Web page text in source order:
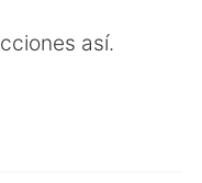
así.